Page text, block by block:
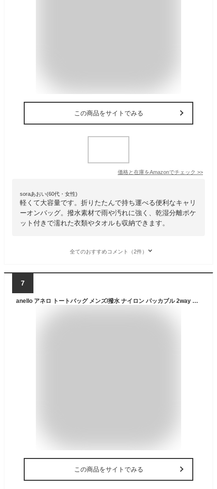
この商品をサイトでみる
価格と在庫をAmazonでチェック >>
soraあおい(60代・女性)
軽くて大容量です。折りたたんで持ち運べる便利なキャリ
ーオンバッグ。撥水素材で雨や汚れに強く、乾湿分離ポケ
ット付きで濡れた衣類やタオルも収納できます。
全てのおすすめコメント（2件）
7
anello アネロ トートバッグ メンズ/撥水 ナイロン パッカブル 2way トートバッグ キャリーオンバッグ 折りたたみ 折り畳み ポケッタブル お買い物バッグ おしゃれ ファスナー付き 大きい 大きめ 大容量 大型 軽い 軽量 アウトドア 旅行用/AT-C3241 正規品 ブランド p
この商品をサイトでみる